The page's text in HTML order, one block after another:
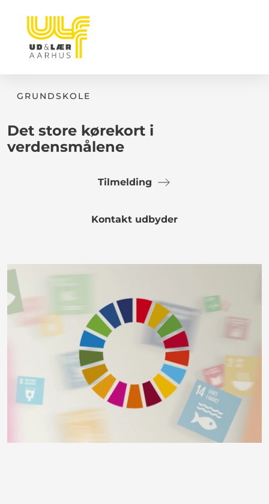
GRUNDSKOLE
Det store kørekort i
verdensmålene
Tilmelding
Kontakt udbyder